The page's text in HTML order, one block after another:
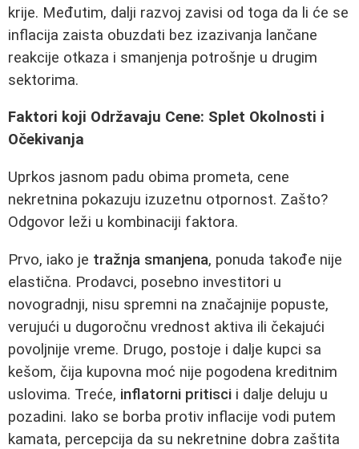
krije. Međutim, dalji razvoj zavisi od toga da li će se
inflacija zaista obuzdati bez izazivanja lančane
reakcije otkaza i smanjenja potrošnje u drugim
sektorima.
Faktori koji Održavaju Cene: Splet Okolnosti i
Očekivanja
Uprkos jasnom padu obima prometa, cene
nekretnina pokazuju izuzetnu otpornost. Zašto?
Odgovor leži u kombinaciji faktora.
Prvo, iako je tražnja smanjena, ponuda takođe nije
elastična. Prodavci, posebno investitori u
novogradnji, nisu spremni na značajnije popuste,
verujući u dugoročnu vrednost aktiva ili čekajući
povoljnije vreme. Drugo, postoje i dalje kupci sa
kešom, čija kupovna moć nije pogodena kreditnim
uslovima. Treće, inflatorni pritisci i dalje deluju u
pozadini. Iako se borba protiv inflacije vodi putem
kamata, percepcija da su nekretnine dobra zaštita